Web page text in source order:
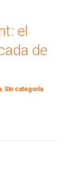
el
de
, Sin categoría